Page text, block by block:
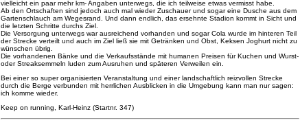
vielleicht ein paar mehr km- Angaben unterwegs, die ich teilweise etwas vermisst habe.
Ab den Ortschaften sind jedoch auch mal wieder Zuschauer und sogar eine Dusche aus dem
Gartenschlauch am Wegesrand. Und dann endlich, das ersehnte Stadion kommt in Sicht und
die letzten Schritte durchs Ziel.
Die Versorgung unterwegs war ausreichend vorhanden und sogar Cola wurde im hinteren Teil
der Strecke verteilt und auch im Ziel ließ sie mit Getränken und Obst, Keksen Joghurt nicht zu
wünschen übrig.
Die vorhandenen Bänke und die Verkaufsstände mit humanen Preisen für Kuchen und Wurst-
oder Streaksemmeln luden zum Ausruhen und späteren Verweilen ein.
Bei einer so super organisierten Veranstaltung und einer landschaftlich reizvollen Strecke
durch die Berge verbunden mit herrlichen Ausblicken in die Umgebung kann man nur sagen:
ich komme wieder.
Keep on running, Karl-Heinz (Startnr. 347)